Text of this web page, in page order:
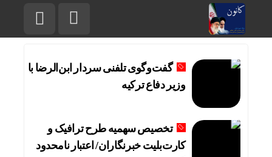
گفت‌وگوی تلفنی سردار ابن‌الرضا با
وزیر دفاع ترکیه
تخصیص سهمیه طرح ترافیک و
کارت‌بلیت خبرنگاران/ اعتبار نامحدود